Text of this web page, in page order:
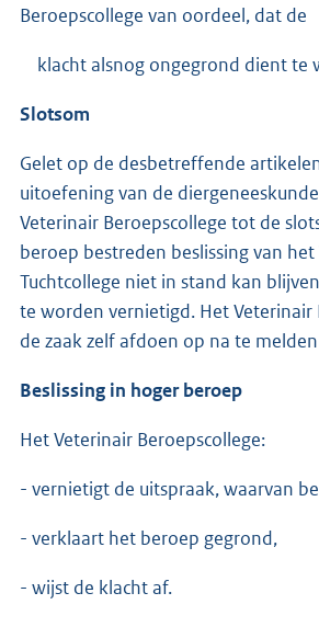
Beroepscollege van oordeel, dat de
klacht alsnog ongegrond dient te
Slotsom
Gelet op de desbetreffende
uitoefening van de
Veterinair Beroepscollege tot de
beroep bestreden beslissing van
Tuchtcollege niet in stand kan
te worden vernietigd. Het Veterinair
de zaak zelf afdoen op na te
Beslissing in hoger beroep
Het Veterinair Beroepscollege:
- vernietigt de uitspraak, waarvan
- verklaart het beroep gegrond,
- wijst de klacht af.